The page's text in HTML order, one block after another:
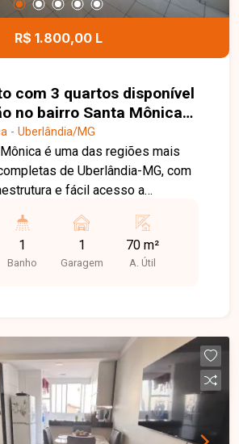
R$ 1.800,00 L
com 3 quartos disponível
no bairro Santa Mônica
MG
- Uberlândia/MG
é uma das regiões mais
de Uberlândia-MG, com
e fácil acesso a
serviços e principais vias da
praticidade e qualidade de
Apartamento com 70
oportunidade para quem busca
e uma localização
sua visita e venha conhecer
1
Banho
1
Garagem
70 m²
A. Útil